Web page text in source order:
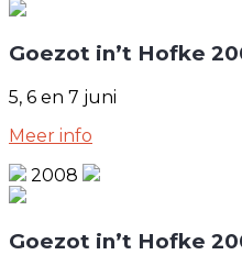
Goezot in’t Hofke
5, 6 en 7 juni
Meer info
2008
Goezot in’t Hofke